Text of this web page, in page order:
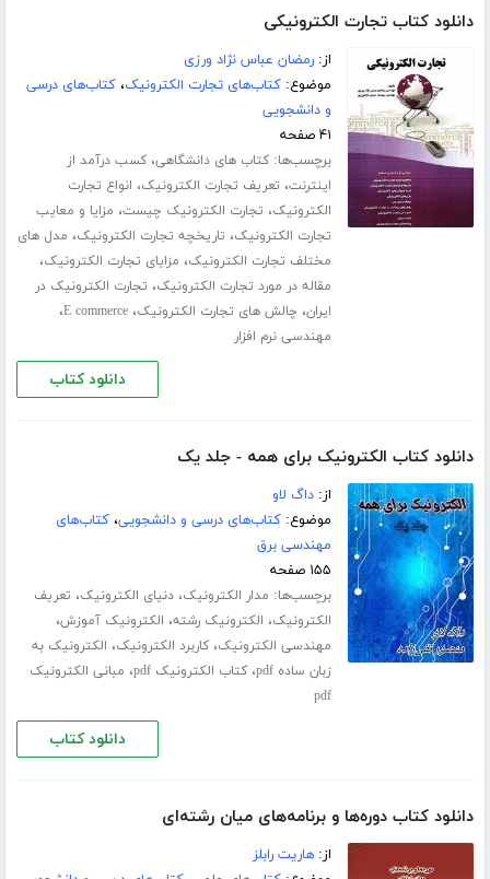
دانلود کتاب تجارت الکترونیکی
از:رمضان عباس نژاد ورزی
موضوع:کتاب‌های تجارت الکترونیک،کتاب‌های درسی
و دانشجویی
۴۱ صفحه
برچسب‌ها:کتاب های دانشگاهی،کسب درآمد از
اینترنت، تعریف تجارت الکترونیک، انواع تجارت
الکترونیک، تجارت الکترونیک چیست، مزایا و معایب
تجارت الکترونیک، تاریخچه تجارت الکترونیک، مدل های
مختلف تجارت الکترونیک، مزایای تجارت الکترونیک،
مقاله در مورد تجارت الکترونیک، تجارت الکترونیک در
ایران، چالش های تجارت الکترونیک،E commerce،
مهندسی نرم افزار
دانلود کتاب
دانلود کتاب الکترونیک برای همه - جلد یک
از:داگ لاو
موضوع:کتاب‌های درسی و دانشجویی،کتاب‌های
مهندسی برق
۱۵۵ صفحه
برچسب‌ها: مدار الکترونیک،دنیای الکترونیک، تعریف
الکترونیک، الکترونیک رشته، الکترونیک آموزش،
مهندسی الکترونیک،کاربرد الکترونیک، الکترونیک به
زبان ساده pdf
،کتاب الکترونیک pdf ، مبانی الکترونیک
pdf
دانلود کتاب
دانلود کتاب دوره‌ها و برنامه‌های میان رشته‌ای
از:هاریت رابلز